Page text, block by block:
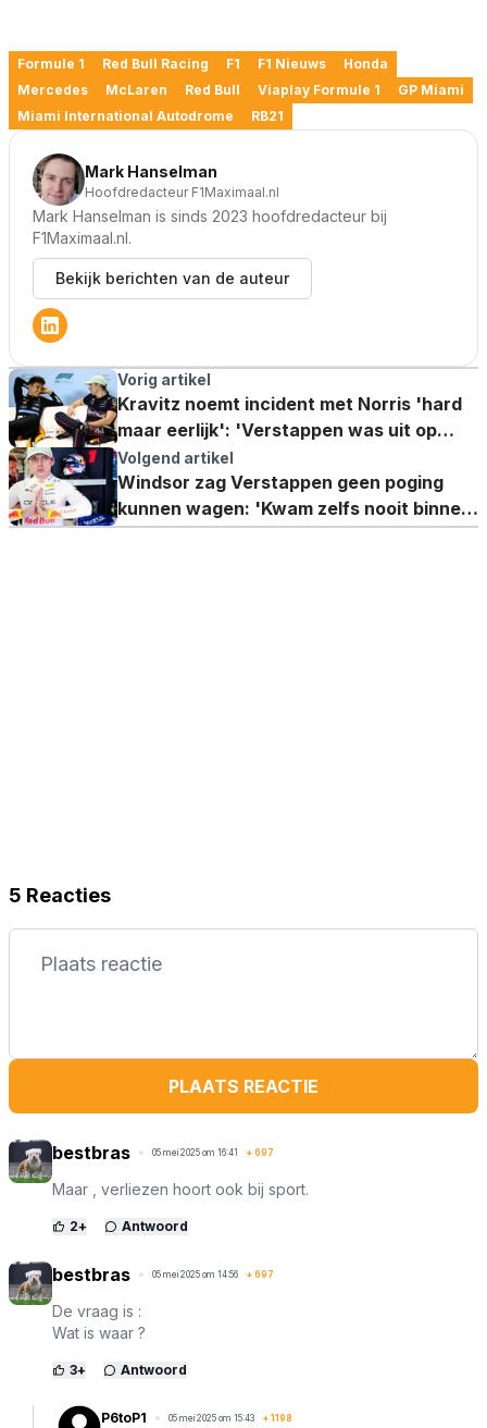
Formule 1 Red Bull Racing F1 F1 Nieuws
Honda
Mercedes
McLaren Red Bull Viaplay Formule 1
GP Miami
Miami International Autodrome
RB21
Mark Hanselman
Hoofdredacteur F1Maximaal.nl
Mark Hanselman is sinds 2023 hoofdredacteur bij
F1Maximaal.nl.
Bekijk berichten van de auteur
Vorig artikel
Kravitz noemt incident met Norris 'hard
maar eerlijk': 'Verstappen was uit op
wraak'
Volgend artikel
Windsor zag Verstappen geen poging
kunnen wagen: 'Kwam zelfs nooit binnen
DRS-bereik'
5 Reacties
PLAATS REACTIE
bestbras 05 mei 2025 om 16:41 + 697
Maar , verliezen hoort ook bij sport.
2+ Antwoord
bestbras 05 mei 2025 om 14:56 + 697
De vraag is :
Wat is waar ?
3+ Antwoord
P6toP1 05 mei 2025 om 15:43 + 1198